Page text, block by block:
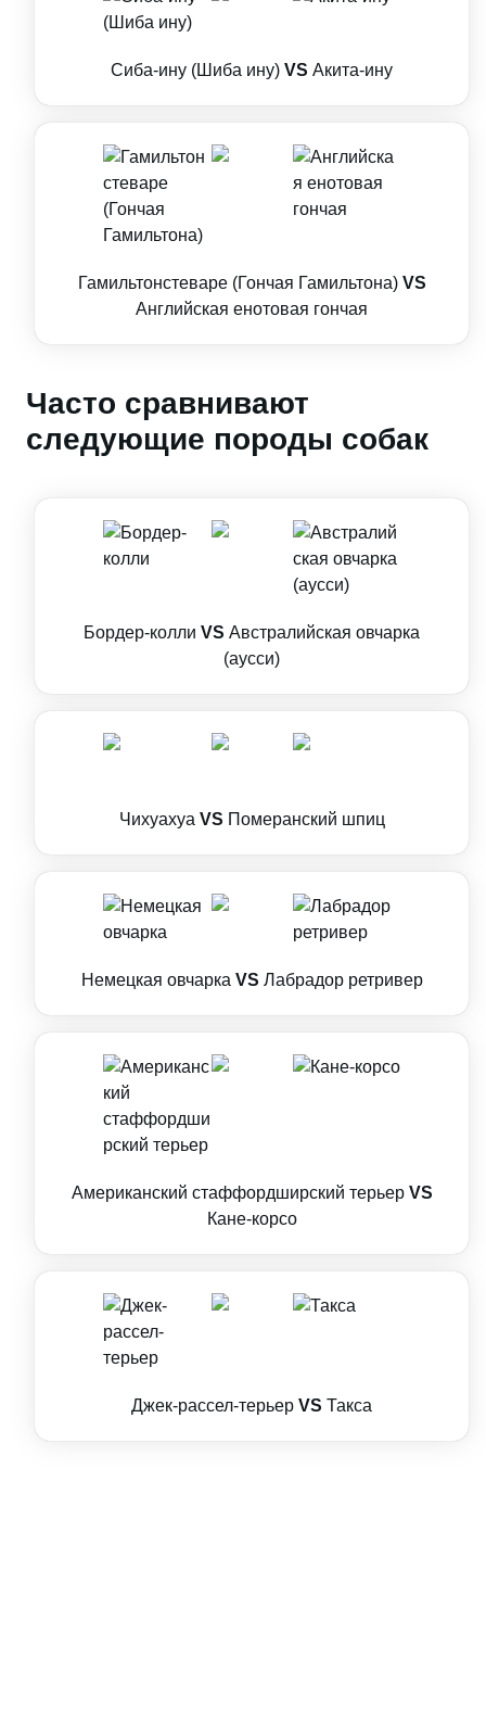
Сиба-ину (Шиба ину) VS Акита-ину
Гамильтонстеваре (Гончая Гамильтона) VS
Английская енотовая гончая
Часто сравнивают
следующие породы собак
Бордер-колли VS Австралийская овчарка
(аусси)
Чихуахуа VS Померанский шпиц
Немецкая овчарка VS Лабрадор ретривер
Американский стаффордширский терьер VS
Кане-корсо
Джек-рассел-терьер VS Такса